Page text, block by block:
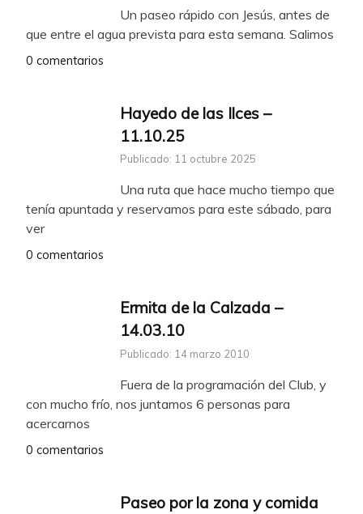
Un paseo rápido con Jesús, antes de
que entre el agua prevista para esta semana. Salimos
0 comentarios
Hayedo de las Ilces –
11.10.25
Publicado: 11 octubre 2025
Una ruta que hace mucho tiempo que
tenía apuntada y reservamos para este sábado, para
ver
0 comentarios
Ermita de la Calzada –
14.03.10
Publicado: 14 marzo 2010
Fuera de la programación del Club, y
con mucho frío, nos juntamos 6 personas para
acercarnos
0 comentarios
Paseo por la zona y comida